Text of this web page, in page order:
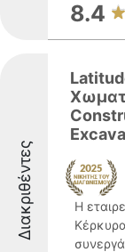
8.4
Διακριθέντες
Η